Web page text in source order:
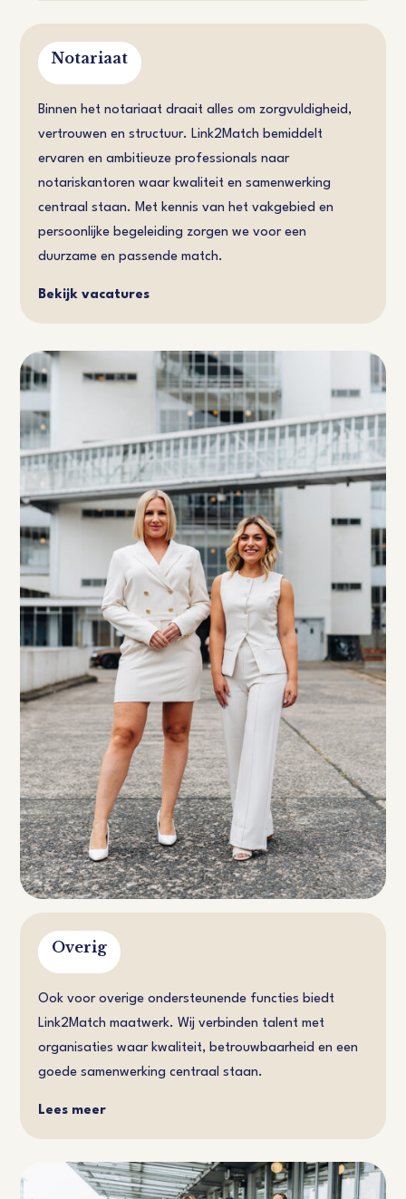
Notariaat
Binnen het notariaat draait alles om zorgvuldigheid,
vertrouwen en structuur. Link2Match bemiddelt
ervaren en ambitieuze professionals naar
notariskantoren waar kwaliteit en samenwerking
centraal staan. Met kennis van het vakgebied en
persoonlijke begeleiding zorgen we voor een
duurzame en passende match.
Bekijk vacatures
Overig
Ook voor overige ondersteunende functies biedt
Link2Match maatwerk. Wij verbinden talent met
organisaties waar kwaliteit, betrouwbaarheid en een
goede samenwerking centraal staan.
Lees meer